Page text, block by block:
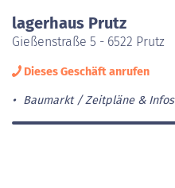
lagerhaus Prutz
Gießenstraße 5 - 6522 Prutz
Dieses Geschäft anrufen
Baumarkt Zeitpläne & Infos